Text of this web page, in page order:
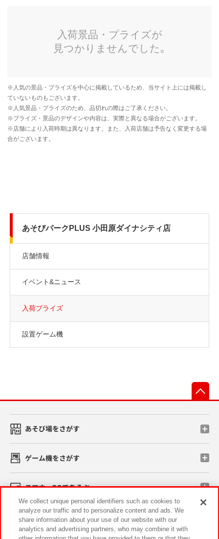
あそびパークPLUS 小田原ダイナシティ店
店舗情報
イベント&ニュース
入荷プライズ
設置ゲーム機
あそび場をさがす
ゲーム機をさがす
スマホ・PCであそぶ
イベント・キャンペーン
We collect unique personal identifiers such as cookies to
analyze our traffic and to personalize content and ads. We
share information about your use of our website with our
analytics and advertising partners, who may combine it with